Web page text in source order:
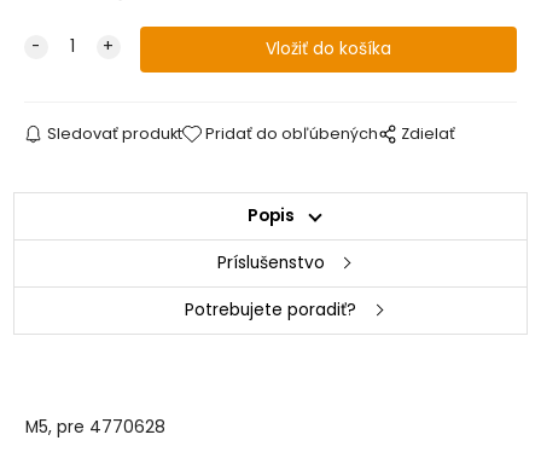
Sledovať produkt Pridať do obľúbených Zdielať
Popis
Príslušenstvo
Potrebujete poradiť?
M5, pre 4770628